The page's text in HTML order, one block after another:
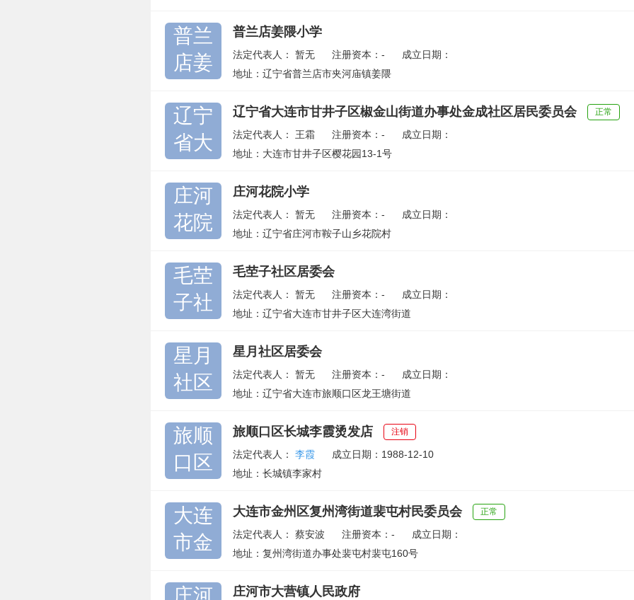
普兰
店姜
普兰店姜隈小学
法定代表人：暂无 注册资本：-
成立日期：
地址：辽宁省普兰店市夹河庙镇姜隈
辽宁
省大
辽宁省大连市甘井子区椒金山街道办事处金成社区居民委员会 正常
法定代表人： 王霜 注册资本：-
成立日期：
地址：大连市甘井子区樱花园13-1号
庄河
花院
庄河花院小学
法定代表人：暂无 注册资本：-
成立日期：
地址：辽宁省庄河市鞍子山乡花院村
毛茔
子社
毛茔子社区居委会
法定代表人：暂无 注册资本：-
成立日期：
地址：辽宁省大连市甘井子区大连湾街道
星月
社区
星月社区居委会
法定代表人：暂无 注册资本：-
成立日期：
地址：辽宁省大连市旅顺口区龙王塘街道
旅顺
口区
旅顺口区长城李霞烫发店 注销
法定代表人：李霞
成立日期：1988-12-10
地址：长城镇李家村
大连
市金
大连市金州区复州湾街道裴屯村民委员会 正常
法定代表人：蔡安波 注册资本：-
成立日期：
地址：复州湾街道办事处裴屯村裴屯160号
庄河 庄河市大营镇人民政府